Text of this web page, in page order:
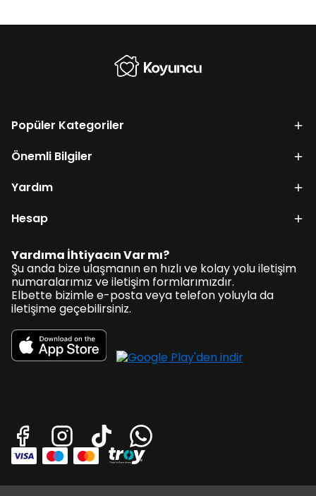
Popüler Kategoriler
Önemli Bilgiler
Yardım
Hesap
Yardıma İhtiyacın Var mı?
Şu anda bize ulaşmanın en hızlı ve kolay yolu iletişim
numaralarımız ve iletişim formlarımızdır.
Elbette bizimle e-posta veya telefon yoluyla da
iletişime geçebilirsiniz.